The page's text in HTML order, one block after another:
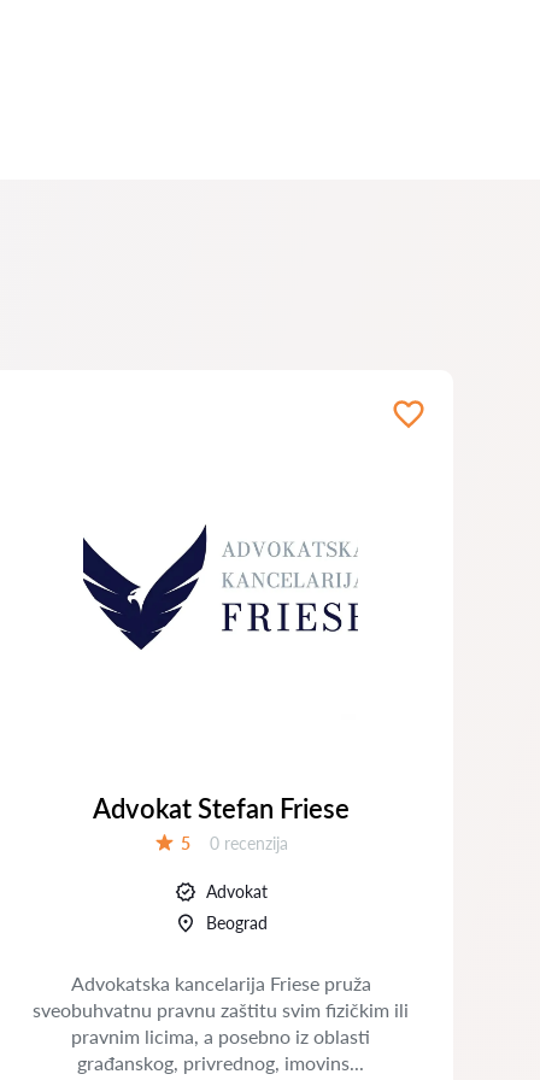
Advokat Stefan Friese
5 Recenzija:
0 recenzija
Advokat
Beograd
Advokatska kancelarija Friese pruža
sveobuhvatnu pravnu zaštitu svim fizičkim ili
pravnim licima, a posebno iz oblasti
građanskog, privrednog, imovins...